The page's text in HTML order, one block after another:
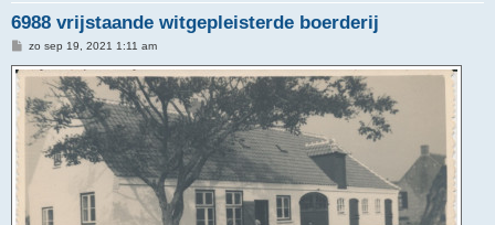
6988 vrijstaande witgepleisterde boerderij
B
r
c
h
zo sep 19, 2021 1:11 am